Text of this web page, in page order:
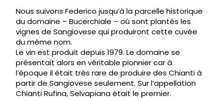
Nous suivons Federico jusqu’à la parcelle historique
du domaine – Bucerchiale – où sont plantés les
vignes de Sangiovese qui produiront cette cuvée
du même nom.
Le vin est produit depuis 1979. Le domaine se
présentait alors en véritable pionnier car à
l’époque il était très rare de produire des Chianti à
partir de Sangiovese seulement. Sur l’appellation
Chianti Rufina, Selvapiana était le premier.